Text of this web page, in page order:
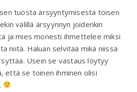
tuosta ärsyyntymisestä toisen
välillä ärsyynnyn joidenkin
ja mies monesti ihmettelee miksi
niitä. Haluan selvitää mikä niissä
Usein se vastaus löytyy
että se toinen ihminen olisi